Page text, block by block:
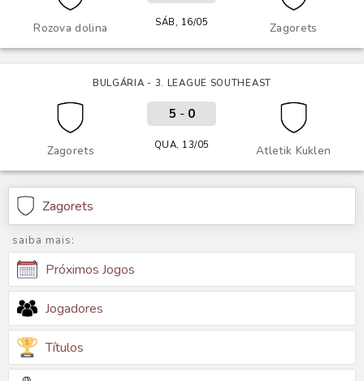
Rozova dolina Zagorets
SÁB, 16/05
BULGÁRIA - 3. LEAGUE SOUTHEAST
Zagorets Atletik Kuklen
5 - 0
QUA, 13/05
Zagorets
saiba mais:
Próximos Jogos
Jogadores
Títulos